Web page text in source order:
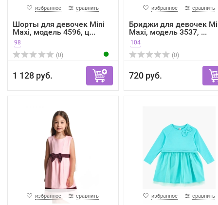
избранное сравнить
Шорты для девочек Mini
Maxi, модель 4596, ц...
98
(0)
1 128 руб.
избранное сравнить
Бриджи для девочек
Maxi, модель 3537, ...
104
(0)
720 руб.
избранное сравнить избранное сравнить